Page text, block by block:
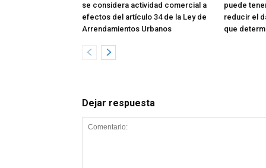
se considera actividad comercial a
efectos del artículo 34 de la Ley de
Arrendamientos Urbanos
puede
reducir el
que
Dejar respuesta